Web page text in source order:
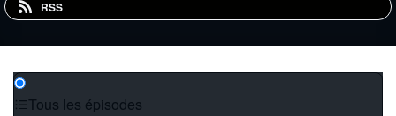
RSS
Tous les épisodes